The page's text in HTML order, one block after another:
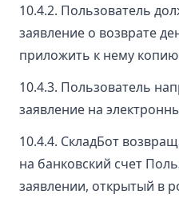
10.4.2. Пользователь
заявление о возврате
приложить к нему
10.4.3. Пользователь
заявление на
10.4.4. СкладБот
на банковский счет
заявлении, открытый в